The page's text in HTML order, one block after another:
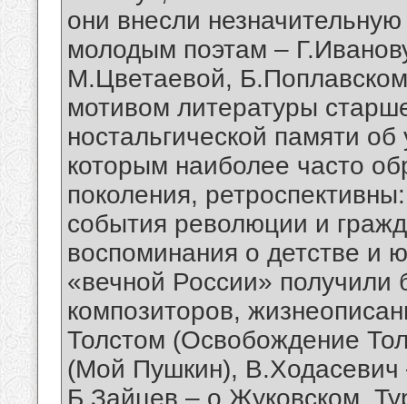
они внесли
молодым поэтам –
М.Цветаевой,
мотивом литературы
ностальгической памяти
которым наиболее часто
поколения,
события революции и
воспоминания о детстве и
«вечной России» получили
композиторов,
Толстом (Освобождение
(Мой Пушкин),